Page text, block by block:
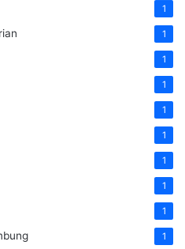
1
1
1
1
1
1
1
1
1
1